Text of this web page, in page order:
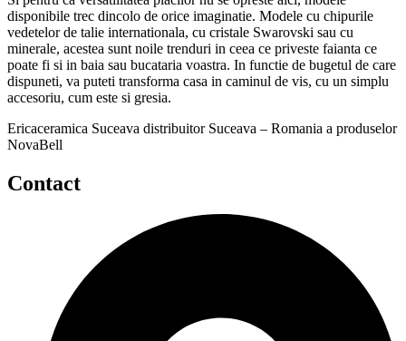
disponibile trec dincolo de orice imaginatie. Modele cu chipurile
vedetelor de talie internationala, cu cristale Swarovski sau cu
minerale, acestea sunt noile trenduri in ceea ce priveste faianta ce
poate fi si in baia sau bucataria voastra. In functie de bugetul de care
dispuneti, va puteti transforma casa in caminul de vis, cu un simplu
accesoriu, cum este si gresia.
Ericaceramica Suceava distribuitor Suceava – Romania a produselor
NovaBell
Contact